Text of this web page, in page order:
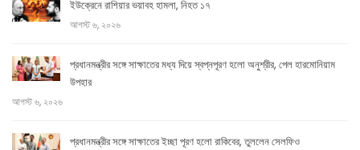
ইউক্রেনে রাশিয়ার ভয়াবহ হামলা, নিহত ১৭
আগস্ট ৬, ২০২৬
প্রধানমন্ত্রীর সঙ্গে সাক্ষাতের মধ্য দিয়ে স্বপ্নপূরণ হলো অনুশ্রীর, পেল হারমোনিয়াম
উপহার
আগস্ট ৬, ২০২৬
প্রধানমন্ত্রীর সঙ্গে সাক্ষাতের ইচ্ছা পূরণ হলো রাকিবের, তুললেন সেলফিও